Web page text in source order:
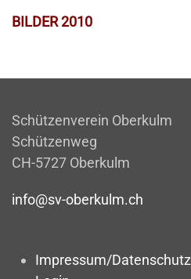
BILDER 2010
Schützenverein Oberkulm
Schützenweg
CH-5727 Oberkulm
info@sv-oberkulm.ch
Impressum/Datenschutz